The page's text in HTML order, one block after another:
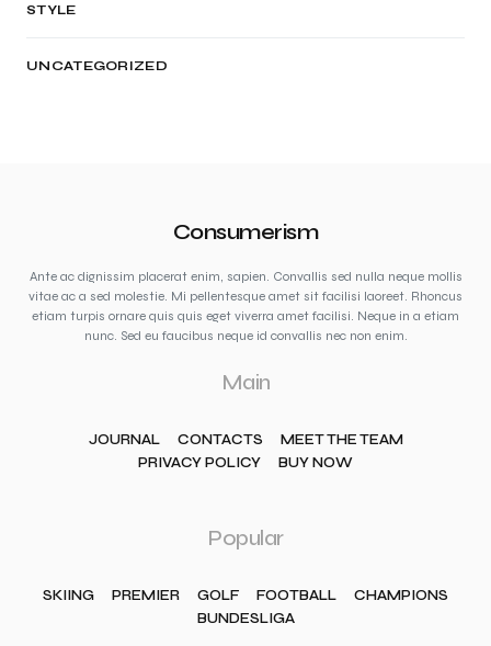
STYLE
UNCATEGORIZED
Consumerism
Ante ac dignissim placerat enim, sapien. Convallis sed nulla neque mollis
vitae ac a sed molestie. Mi pellentesque amet sit facilisi laoreet. Rhoncus
etiam turpis ornare quis quis eget viverra amet facilisi. Neque in a etiam
nunc. Sed eu faucibus neque id convallis nec non enim.
Main
JOURNAL CONTACTS
MEET THE TEAM
PRIVACY POLICY
BUY NOW
Popular
SKIING PREMIER GOLF FOOTBALL
CHAMPIONS
BUNDESLIGA